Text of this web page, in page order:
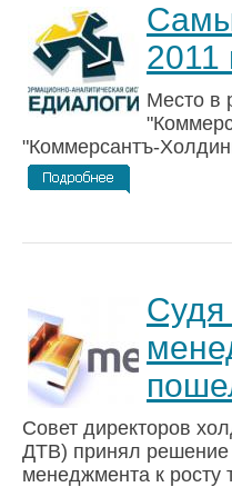
2011
Место в
"Коммерсантъ-
Судя
Совет директоров
ДТВ) принял решение
менеджмента к росту